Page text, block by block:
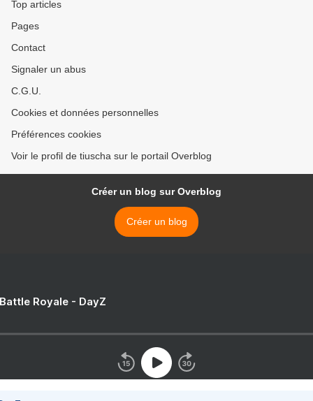
Top articles
Pages
Contact
Signaler un abus
C.G.U.
Cookies et données personnelles
Préférences cookies
Voir le profil de tiuscha sur le portail Overblog
Créer un blog sur Overblog
Créer un blog
Royale - DayZ